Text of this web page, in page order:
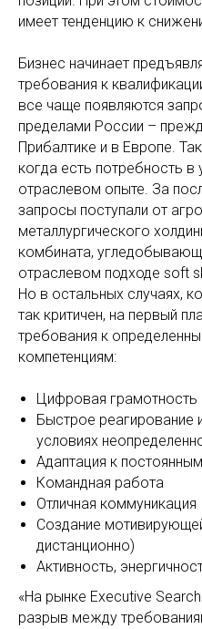
имеет тенденцию к
Бизнес начинает
требования к
все чаще появляются
пределами России –
Прибалтике и в Европе.
когда есть потребность
отраслевом опыте. За
запросы поступали от
металлургического
комбината,
отраслевом подходе soft
Но в остальных случаях,
так критичен, на первый
требования к
компетенциям:
Цифровая грамотность
Быстрое реагирование
условиях
Адаптация к
Командная работа
Отличная коммуникация
Создание
дистанционно)
Активность,
«На рынке Executive
разрыв между